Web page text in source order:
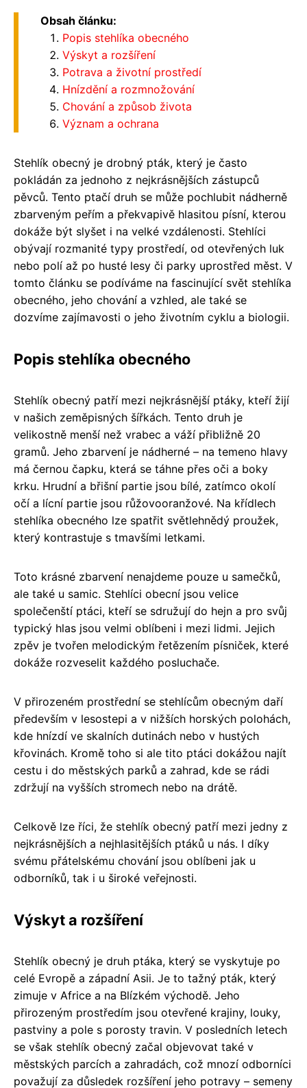
Obsah článku:
Popis stehlíka obecného
Výskyt a rozšíření
Potrava a životní prostředí
Hnízdění a rozmnožování
Chování a způsob života
Význam a ochrana
Stehlík obecný je drobný pták, který je často
pokládán za jednoho z nejkrásnějších zástupců
pěvců. Tento ptačí druh se může pochlubit nádherně
zbarveným peřím a překvapivě hlasitou písní, kterou
dokáže být slyšet i na velké vzdálenosti. Stehlíci
obývají rozmanité typy prostředí, od otevřených luk
nebo polí až po husté lesy či parky uprostřed měst. V
tomto článku se podíváme na fascinující svět stehlíka
obecného, jeho chování a vzhled, ale také se
dozvíme zajímavosti o jeho životním cyklu a biologii.
Popis stehlíka obecného
Stehlík obecný patří mezi nejkrásnější ptáky, kteří žijí
v našich zeměpisných šířkách. Tento druh je
velikostně menší než vrabec a váží přibližně 20
gramů. Jeho zbarvení je nádherné – na temeno hlavy
má černou čapku, která se táhne přes oči a boky
krku. Hrudní a břišní partie jsou bílé, zatímco okolí
očí a lícní partie jsou růžovooranžové. Na křídlech
stehlíka obecného lze spatřit světlehnědý proužek,
který kontrastuje s tmavšími letkami.
Toto krásné zbarvení nenajdeme pouze u samečků,
ale také u samic. Stehlíci obecní jsou velice
společenští ptáci, kteří se sdružují do hejn a pro svůj
typický hlas jsou velmi oblíbeni i mezi lidmi. Jejich
zpěv je tvořen melodickým řetězením písniček, které
dokáže rozveselit každého posluchače.
V přirozeném prostřední se stehlícům obecným daří
především v lesostepi a v nižších horských polohách,
kde hnízdí ve skalních dutinách nebo v hustých
křovinách. Kromě toho si ale tito ptáci dokážou najít
cestu i do městských parků a zahrad, kde se rádi
zdržují na vyšších stromech nebo na drátě.
Celkově lze říci, že stehlík obecný patří mezi jedny z
nejkrásnějších a nejhlasitějších ptáků u nás. I díky
svému přátelskému chování jsou oblíbeni jak u
odborníků, tak i u široké veřejnosti.
Výskyt a rozšíření
Stehlík obecný je druh ptáka, který se vyskytuje po
celé Evropě a západní Asii. Je to tažný pták, který
zimuje v Africe a na Blízkém východě. Jeho
přirozeným prostředím jsou otevřené krajiny, louky,
pastviny a pole s porosty travin. V posledních letech
se však stehlík obecný začal objevovat také v
městských parcích a zahradách, což mnozí odborníci
považují za důsledek rozšíření jeho potravy – semeny